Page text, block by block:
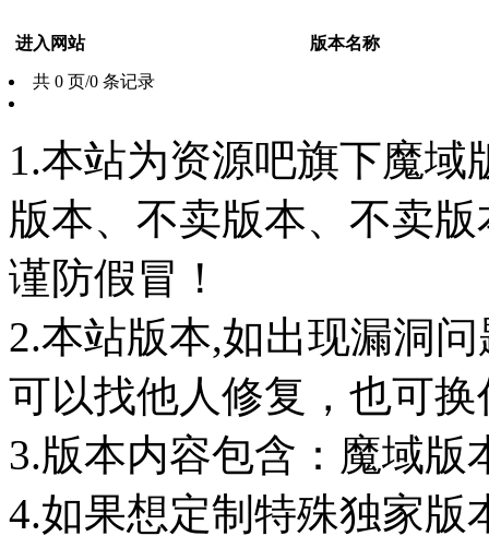
进入网站 版本名称
共 0 页/0 条记录
1.本站为资源吧旗下魔
版本、不卖版本、不卖版
谨防假冒！
2.本站版本,如出现漏洞
可以找他人修复，也可
3.版本内容包含：魔域版
4.如果想定制特殊独家